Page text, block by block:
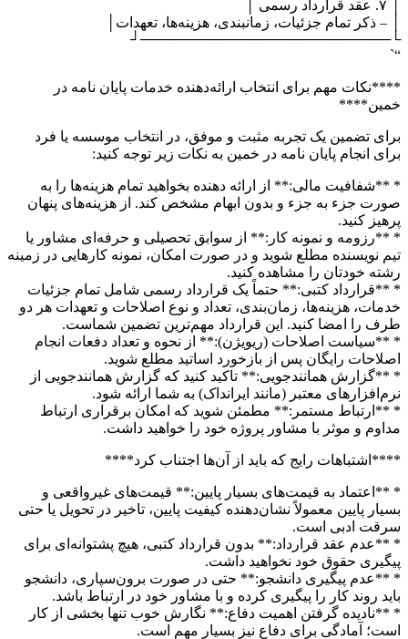
│ – ذکر تمام جزئیات، زمانبندی، هزینه‌ها، تعهدات│
└─────────────────────────┘
“`
****نکات مهم برای انتخاب ارائه‌دهنده خدمات پایان نامه در
خمین****
برای تضمین یک تجربه مثبت و موفق، در انتخاب موسسه یا فرد
برای انجام پایان نامه در خمین به نکات زیر توجه کنید:
* **شفافیت مالی:** از ارائه دهنده بخواهید تمام هزینه‌ها را به
صورت جزء به جزء و بدون ابهام مشخص کند. از هزینه‌های پنهان
پرهیز کنید.
* **رزومه و نمونه کار:** از سوابق تحصیلی و حرفه‌ای مشاور یا
تیم نویسنده مطلع شوید و در صورت امکان، نمونه کارهایی در زمینه
رشته خودتان را مشاهده کنید.
* **قرارداد کتبی:** حتماً یک قرارداد رسمی شامل تمام جزئیات
خدمات، هزینه‌ها، زمان‌بندی، تعداد و نوع اصلاحات و تعهدات هر دو
طرف را امضا کنید. این قرارداد مهم‌ترین تضمین شماست.
* **سیاست اصلاحات (ریویژن):** از نحوه و تعداد دفعات انجام
اصلاحات رایگان پس از بازخورد اساتید مطلع شوید.
* **گزارش همانندجویی:** تاکید کنید که گزارش همانندجویی از
نرم‌افزارهای معتبر (مانند ایرانداک) به شما ارائه شود.
* **ارتباط مستمر:** مطمئن شوید که امکان برقراری ارتباط
مداوم و موثر با مشاور پروژه خود را خواهید داشت.
****اشتباهات رایج که باید از آن‌ها اجتناب کرد****
* **اعتماد به قیمت‌های بسیار پایین:** قیمت‌های غیرواقعی و
بسیار پایین معمولاً نشان‌دهنده کیفیت پایین، تاخیر در تحویل یا حتی
سرقت ادبی است.
* **عدم عقد قرارداد:** بدون قرارداد کتبی، هیچ پشتوانه‌ای برای
پیگیری حقوق خود نخواهید داشت.
* **عدم پیگیری دانشجو:** حتی در صورت برون‌سپاری، دانشجو
باید روند کار را پیگیری کرده و با مشاور خود در ارتباط باشد.
* **نادیده گرفتن اهمیت دفاع:** نگارش خوب تنها بخشی از کار
است؛ آمادگی برای دفاع نیز بسیار مهم است.